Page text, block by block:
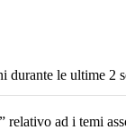
le ultime 2
ad i temi